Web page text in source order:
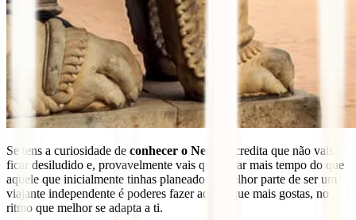
Se tens a curiosidade de conhecer o Nepal
, acredita que não vais
ficar desiludido e, provavelmente vais quer ficar mais tempo do que
aquele que inicialmente tinhas planeado. A melhor parte de ser um
viajante independente é poderes fazer aquilo que mais gostas, no
ritmo que melhor se adapta a ti.